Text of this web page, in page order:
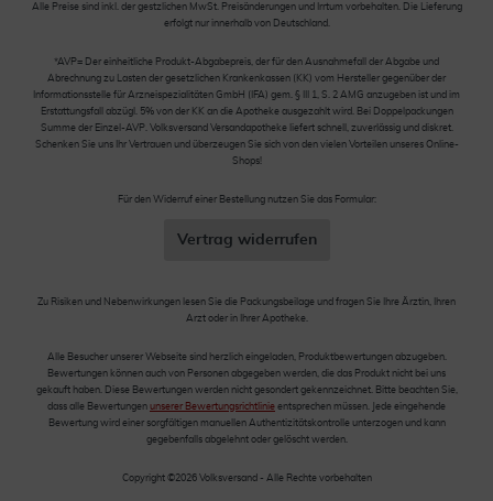
Alle Preise sind inkl. der gestzlichen MwSt. Preisänderungen und Irrtum vorbehalten. Die Lieferung
erfolgt nur innerhalb von Deutschland.
*AVP= Der einheitliche Produkt-Abgabepreis, der für den Ausnahmefall der Abgabe und
Abrechnung zu Lasten der gesetzlichen Krankenkassen (KK) vom Hersteller gegenüber der
Informationsstelle für Arzneispezialitäten GmbH (IFA) gem. § III 1, S. 2 AMG anzugeben ist und im
Erstattungsfall abzügl. 5% von der KK an die Apotheke ausgezahlt wird. Bei Doppelpackungen
Summe der Einzel-AVP. Volksversand Versandapotheke liefert schnell, zuverlässig und diskret.
Schenken Sie uns Ihr Vertrauen und überzeugen Sie sich von den vielen Vorteilen unseres Online-
Shops!
Für den Widerruf einer Bestellung nutzen Sie das Formular:
Vertrag widerrufen
Zu Risiken und Nebenwirkungen lesen Sie die Packungsbeilage und fragen Sie Ihre Ärztin, Ihren
Arzt oder in Ihrer Apotheke.
Alle Besucher unserer Webseite sind herzlich eingeladen, Produktbewertungen abzugeben.
Bewertungen können auch von Personen abgegeben werden, die das Produkt nicht bei uns
gekauft haben. Diese Bewertungen werden nicht gesondert gekennzeichnet. Bitte beachten Sie,
dass alle Bewertungen unserer Bewertungsrichtlinie entsprechen müssen. Jede eingehende
Bewertung wird einer sorgfältigen manuellen Authentizitätskontrolle unterzogen und kann
gegebenfalls abgelehnt oder gelöscht werden.
Copyright ©2026 Volksversand - Alle Rechte vorbehalten